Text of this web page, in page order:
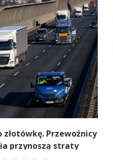
złotówkę. Przewoźnicy
przynoszą straty